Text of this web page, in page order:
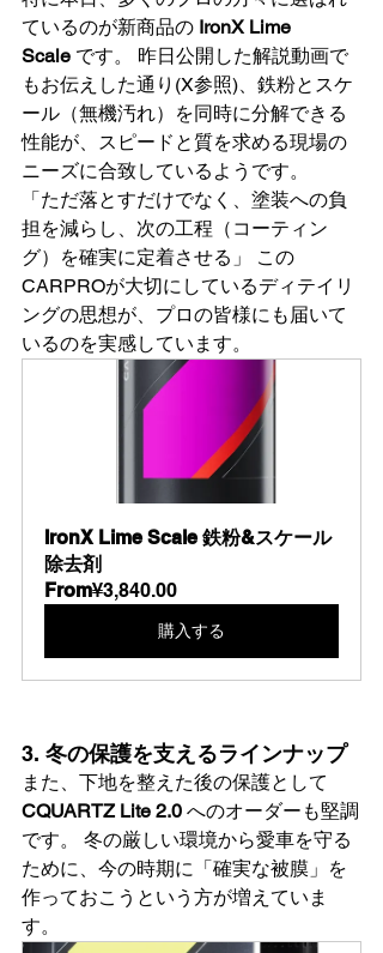
ているのが新商品の IronX Lime
Scale です。 昨日公開した解説動画で
もお伝えした通り(X参照)、鉄粉とスケ
ール（無機汚れ）を同時に分解できる
性能が、スピードと質を求める現場の
ニーズに合致しているようです。
「ただ落とすだけでなく、塗装への負
担を減らし、次の工程（コーティン
グ）を確実に定着させる」 この
CARPROが大切にしているディテイリ
ングの思想が、プロの皆様にも届いて
いるのを実感しています。
IronX Lime Scale 鉄粉&スケール
除去剤
From¥3,840.00
購入する
3. 冬の保護を支えるラインナップ
また、下地を整えた後の保護として
CQUARTZ Lite 2.0 へのオーダーも堅調
です。 冬の厳しい環境から愛車を守る
ために、今の時期に「確実な被膜」を
作っておこうという方が増えていま
す。